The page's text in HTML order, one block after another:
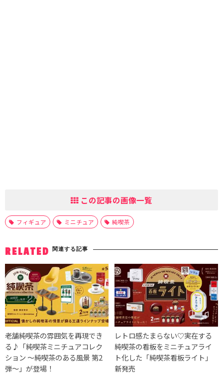
この記事の画像一覧
フィギュア ミニチュア 純喫茶
RELATED 関連する記事
老舗純喫茶の雰囲気を再現でき
る♪「純喫茶ミニチュアコレク
ション ～純喫茶のある風景 第2
弾～」が登場！
レトロ感たまらない♡実在する
純喫茶の看板をミニチュアライ
ト化した「純喫茶看板ライト」
新発売